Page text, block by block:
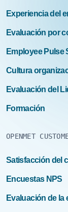
Experiencia del
Evaluación por
Employee Pulse
Cultura
Evaluación del
Formación
OPENMET
Satisfacción del
Encuestas NPS
Evaluación de la